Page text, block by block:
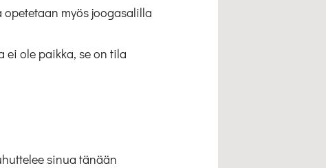
opetetaan myös joogasalilla
ei ole paikka, se on tila
sinua tänään